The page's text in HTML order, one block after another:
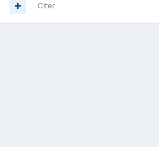
Citer